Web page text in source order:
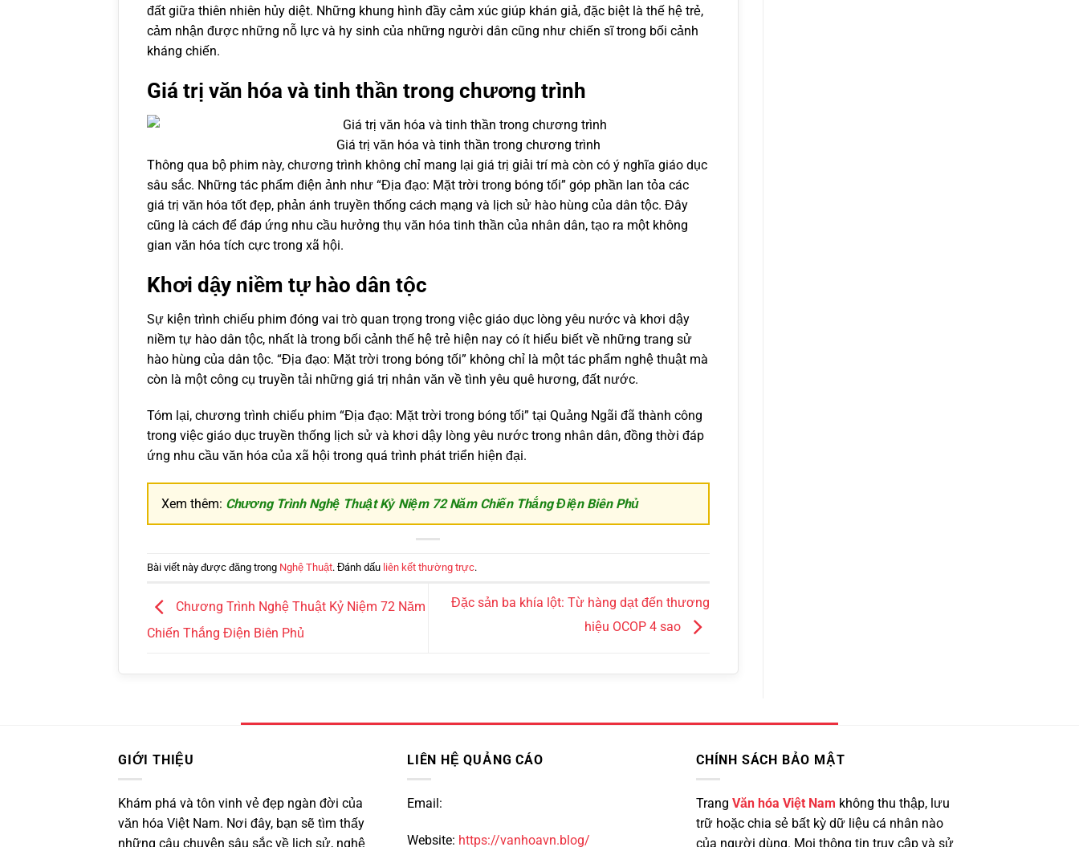
đất giữa thiên nhiên hủy diệt. Những khung hình đầy cảm xúc giúp khán giả, đặc biệt là thế hệ trẻ,
cảm nhận được những nỗ lực và hy sinh của những người dân cũng như chiến sĩ trong bối cảnh
kháng chiến.
Giá trị văn hóa và tinh thần trong chương trình
Giá trị văn hóa và tinh thần trong chương trình
Thông qua bộ phim này, chương trình không chỉ mang lại giá trị giải trí mà còn có ý nghĩa giáo dục
sâu sắc. Những tác phẩm điện ảnh như “Địa đạo: Mặt trời trong bóng tối” góp phần lan tỏa các
giá trị văn hóa tốt đẹp, phản ánh truyền thống cách mạng và lịch sử hào hùng của dân tộc. Đây
cũng là cách để đáp ứng nhu cầu hưởng thụ văn hóa tinh thần của nhân dân, tạo ra một không
gian văn hóa tích cực trong xã hội.
Khơi dậy niềm tự hào dân tộc
Sự kiện trình chiếu phim đóng vai trò quan trọng trong việc giáo dục lòng yêu nước và khơi dậy
niềm tự hào dân tộc, nhất là trong bối cảnh thế hệ trẻ hiện nay có ít hiểu biết về những trang sử
hào hùng của dân tộc. “Địa đạo: Mặt trời trong bóng tối” không chỉ là một tác phẩm nghệ thuật mà
còn là một công cụ truyền tải những giá trị nhân văn về tình yêu quê hương, đất nước.
Tóm lại, chương trình chiếu phim “Địa đạo: Mặt trời trong bóng tối” tại Quảng Ngãi đã thành công
trong việc giáo dục truyền thống lịch sử và khơi dậy lòng yêu nước trong nhân dân, đồng thời đáp
ứng nhu cầu văn hóa của xã hội trong quá trình phát triển hiện đại.
Xem thêm: Chương Trình Nghệ Thuật Kỷ Niệm 72 Năm Chiến Thắng Điện Biên Phủ
Bài viết này được đăng trong Nghệ Thuật. Đánh dấu liên kết thường trực.
Chương Trình Nghệ Thuật Kỷ Niệm 72 Năm
Chiến Thắng Điện Biên Phủ
Đặc sản ba khía lột: Từ hàng dạt đến thương
hiệu OCOP 4 sao
GIỚI THIỆU
Khám phá và tôn vinh vẻ đẹp ngàn đời của
văn hóa Việt Nam. Nơi đây, bạn sẽ tìm thấy
những câu chuyện sâu sắc về lịch sử, nghệ
LIÊN HỆ QUẢNG CÁO
Email:
Website: https://vanhoavn.blog/
CHÍNH SÁCH BẢO MẬT
Trang Văn hóa Việt Nam không thu thập, lưu
trữ hoặc chia sẻ bất kỳ dữ liệu cá nhân nào
của người dùng. Mọi thông tin truy cập và sử